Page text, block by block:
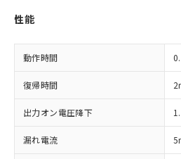
性能
動作時間
復帰時間
出力オン電圧降下
漏れ電流
当社制御機器事業取
本サービスの対象外
ことをご了承くださ
在庫状況および標準
記載している更新日
タに基づき作成され
覧された時点での実
非該当品：ライセンス料
害物質有無と関係のない商
仕入先様の事情により、
いたものが、含有品と判明
むを得ず変更することが
鉛(Pb) 1000ppm以下、 水銀(Hg)
「○」：最大均質材料含
基準値以下であることを示
「×」：最大均質材料含
基準値を超えていることを
「－」：未確認です。当
い合わせください。
*中国RoHS10物質の基準値 (GB/
Pb(鉛) :1000ppm、 Hg(水銀) :
当社は、これら貴社
為替および外国貿易
（以下｢規制貨物等」
または国外への提供
国政府の輸出許可(